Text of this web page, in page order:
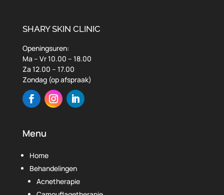
SHARY SKIN CLINIC
Openingsuren:
Ma – Vr 10.00 – 18.00
Za 12.00 – 17.00
Zondag (op afspraak)
Menu
Home
Behandelingen
Acnetherapie